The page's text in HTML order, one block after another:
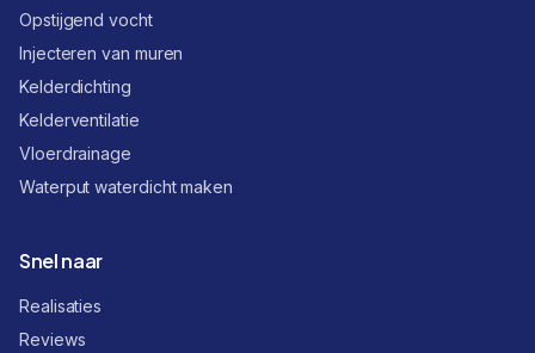
Opstijgend vocht
Injecteren van muren
Kelderdichting
Kelderventilatie
Vloerdrainage
Waterput waterdicht maken
Snel naar
Realisaties
Reviews